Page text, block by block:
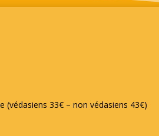
(védasiens 33€ – non védasiens 43€)